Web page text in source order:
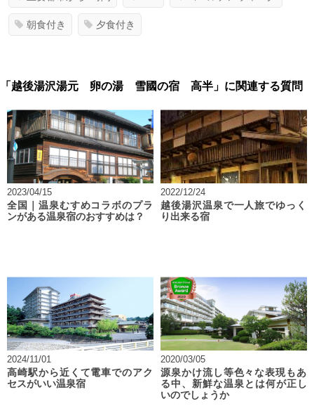
朝食付き 夕食付き
「越後湯沢湯元 卵の湯 雪國の宿 高半」に関連する質問
2023/04/15
全国｜温泉むすめコラボのプラ
ンがある温泉宿のおすすめは？
2022/12/24
越後湯沢温泉で一人旅でゆっく
り出来る宿
2024/11/01
高崎駅から近くて電車でのアク
セスがいい温泉宿
2020/03/05
源泉かけ流し等色々な表現もあ
る中、新鮮な温泉とは何が正し
いのでしょうか